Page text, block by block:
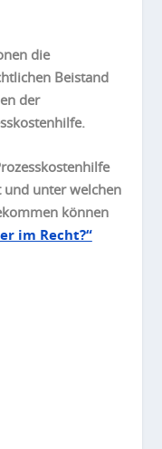
die
Beistand
der
und unter welchen
können
im Recht?“